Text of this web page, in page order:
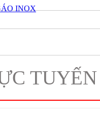
INOX
TUYẾN